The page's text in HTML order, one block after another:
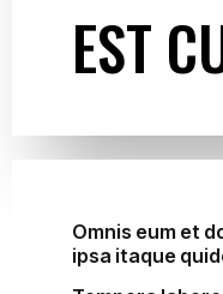
EST
Omnis eum et
ipsa itaque